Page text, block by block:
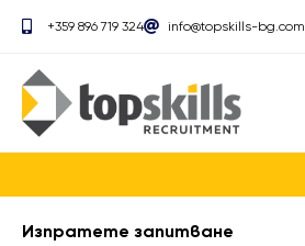
+359 896 719 324 info@topskills-bg.com
Изпратете запитване